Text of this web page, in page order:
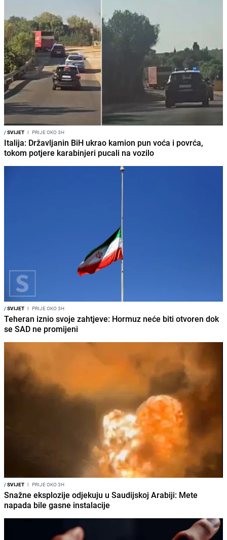
/SVIJET I PRIJE OKO 3H
Italija: Državljanin BiH ukrao kamion pun voća i povrća,
tokom potjere karabinjeri pucali na vozilo
/SVIJET I PRIJE OKO 3H
Teheran iznio svoje zahtjeve: Hormuz neće biti otvoren dok
se SAD ne promijeni
/SVIJET I PRIJE OKO 3H
Snažne eksplozije odjekuju u Saudijskoj Arabiji: Mete
napada bile gasne instalacije